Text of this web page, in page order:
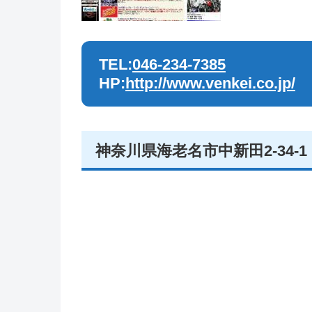
TEL:046-234-7385
HP:http://www.venkei.co.jp/
神奈川県海老名市中新田2-34-1